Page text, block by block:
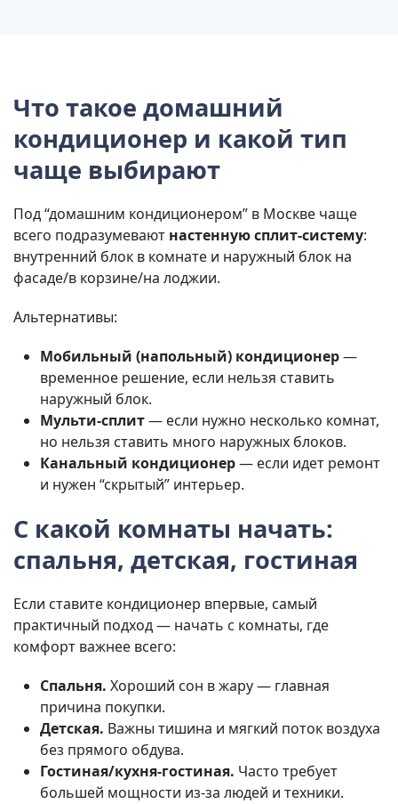
Что такое домашний
кондиционер и какой тип
чаще выбирают
Под “домашним кондиционером” в Москве чаще
всего подразумевают настенную сплит-систему:
внутренний блок в комнате и наружный блок на
фасаде/в корзине/на лоджии.
Альтернативы:
Мобильный (напольный) кондиционер—
временное решение, если нельзя ставить
наружный блок.
Мульти-сплит— если нужно несколько комнат,
но нельзя ставить много наружных блоков.
Канальный кондиционер— если идет ремонт
и нужен “скрытый” интерьер.
С какой комнаты начать:
спальня, детская, гостиная
Если ставите кондиционер впервые, самый
практичный подход — начать с комнаты, где
комфорт важнее всего:
Спальня. Хороший сон в жару — главная
причина покупки.
Детская. Важны тишина и мягкий поток воздуха
без прямого обдува.
Гостиная/кухня-гостиная. Часто требует
большей мощности из-за людей и техники.